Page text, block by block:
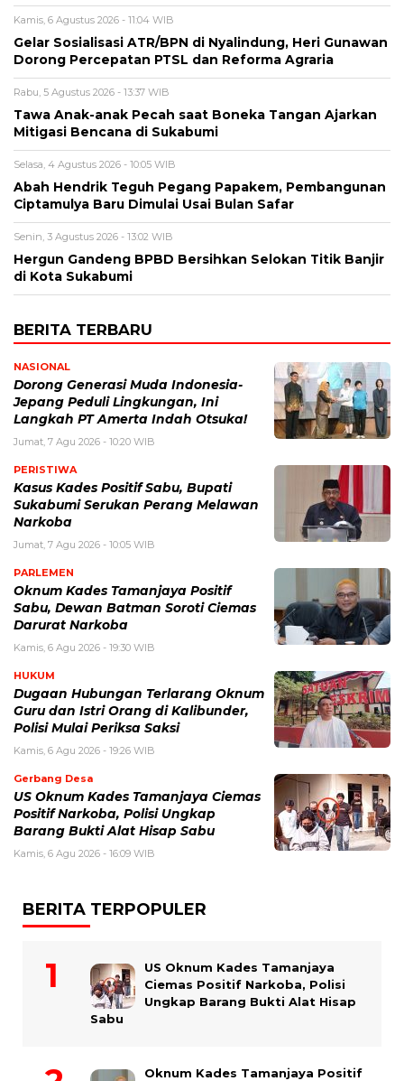
Kamis, 6 Agustus 2026 - 11:04 WIB
Gelar Sosialisasi ATR/BPN di Nyalindung, Heri Gunawan
Dorong Percepatan PTSL dan Reforma Agraria
Rabu, 5 Agustus 2026 - 13:37 WIB
Tawa Anak-anak Pecah saat Boneka Tangan Ajarkan
Mitigasi Bencana di Sukabumi
Selasa, 4 Agustus 2026 - 10:05 WIB
Abah Hendrik Teguh Pegang Papakem, Pembangunan
Ciptamulya Baru Dimulai Usai Bulan Safar
Senin, 3 Agustus 2026 - 13:02 WIB
Hergun Gandeng BPBD Bersihkan Selokan Titik Banjir
di Kota Sukabumi
BERITA TERBARU
NASIONAL
Dorong Generasi Muda Indonesia-
Jepang Peduli Lingkungan, Ini
Langkah PT Amerta Indah Otsuka!
Jumat, 7 Agu 2026 - 10:20 WIB
PERISTIWA
Kasus Kades Positif Sabu, Bupati
Sukabumi Serukan Perang Melawan
Narkoba
Jumat, 7 Agu 2026 - 10:05 WIB
PARLEMEN
Oknum Kades Tamanjaya Positif
Sabu, Dewan Batman Soroti Ciemas
Darurat Narkoba
Kamis, 6 Agu 2026 - 19:30 WIB
HUKUM
Dugaan Hubungan Terlarang Oknum
Guru dan Istri Orang di Kalibunder,
Polisi Mulai Periksa Saksi
Kamis, 6 Agu 2026 - 19:26 WIB
Gerbang Desa
US Oknum Kades Tamanjaya Ciemas
Positif Narkoba, Polisi Ungkap
Barang Bukti Alat Hisap Sabu
Kamis, 6 Agu 2026 - 16:09 WIB
BERITA TERPOPULER
US Oknum Kades Tamanjaya
Ciemas Positif Narkoba, Polisi
Ungkap Barang Bukti Alat Hisap
Sabu
Oknum Kades Tamanjaya Positif